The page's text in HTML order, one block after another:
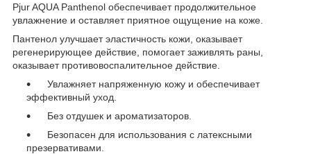
Pjur AQUA Panthenol обеспечивает продолжительное
увлажнение и оставляет приятное ощущение на коже.
Пантенол улучшает эластичность кожи, оказывает
регенерирующее действие, помогает заживлять раны,
оказывает противовоспалительное действие.
Увлажняет напряженную кожу и обеспечивает
эффективный уход.
Без отдушек и ароматизаторов.
Безопасен для использования с латексными
презервативами.